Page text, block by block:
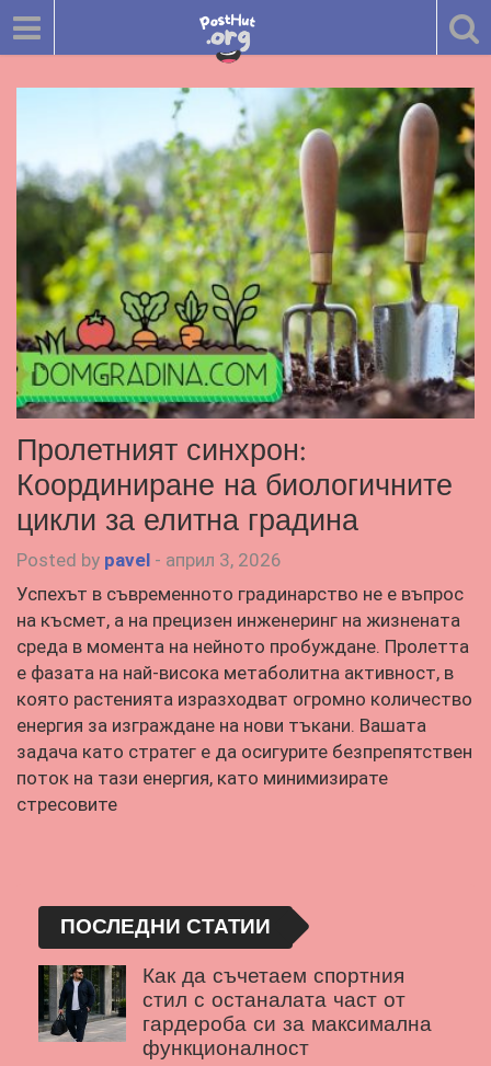
Пролетният синхрон:
Координиране на биологичните
цикли за елитна градина
Posted by pavel - април 3, 2026
Успехът в съвременното градинарство не е въпрос
на късмет, а на прецизен инженеринг на жизнената
среда в момента на нейното пробуждане. Пролетта
е фазата на най-висока метаболитна активност, в
която растенията изразходват огромно количество
енергия за изграждане на нови тъкани. Вашата
задача като стратег е да осигурите безпрепятствен
поток на тази енергия, като минимизирате
стресовите
ПОСЛЕДНИ СТАТИИ
Как да съчетаем спортния
стил с останалата част от
гардероба си за максимална
функционалност